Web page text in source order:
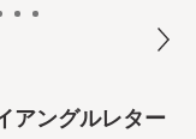
ングルレター